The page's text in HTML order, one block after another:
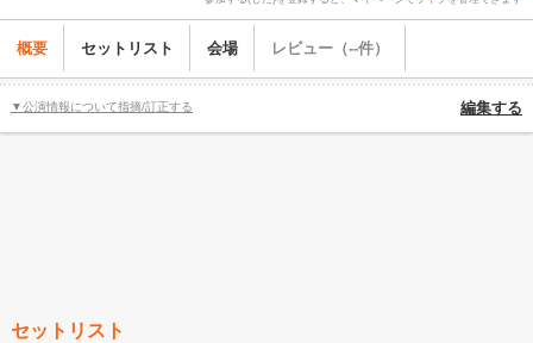
概要 セットリスト 会場 レビュー（--件）
▼公演情報について指摘/訂正する 編集する
セットリスト